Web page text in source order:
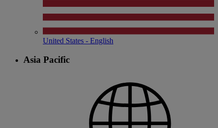
United States - English
Asia Pacific